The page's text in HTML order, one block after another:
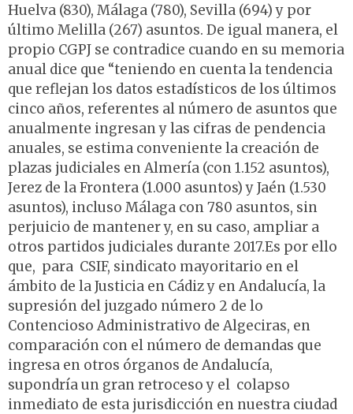
Huelva (830), Málaga (780), Sevilla (694) y por
último Melilla (267) asuntos. De igual manera, el
propio CGPJ se contradice cuando en su memoria
anual dice que “teniendo en cuenta la tendencia
que reflejan los datos estadísticos de los últimos
cinco años, referentes al número de asuntos que
anualmente ingresan y las cifras de pendencia
anuales, se estima conveniente la creación de
plazas judiciales en Almería (con 1.152 asuntos),
Jerez de la Frontera (1.000 asuntos) y Jaén (1.530
asuntos), incluso Málaga con 780 asuntos, sin
perjuicio de mantener y, en su caso, ampliar a
otros partidos judiciales durante 2017.Es por ello
que, para CSIF, sindicato mayoritario en el
ámbito de la Justicia en Cádiz y en Andalucía, la
supresión del juzgado número 2 de lo
Contencioso Administrativo de Algeciras, en
comparación con el número de demandas que
ingresa en otros órganos de Andalucía,
supondría un gran retroceso y el colapso
inmediato de esta jurisdicción en nuestra ciudad